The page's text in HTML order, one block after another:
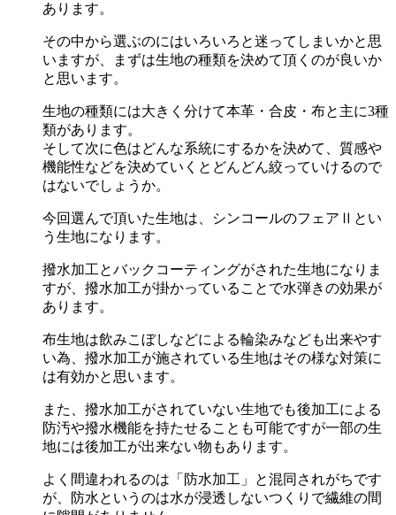
あります。
その中から選ぶのにはいろいろと迷ってしまいかと思
いますが、まずは生地の種類を決めて頂くのが良いか
と思います。
生地の種類には大きく分けて本革・合皮・布と主に3種
類があります。
そして次に色はどんな系統にするかを決めて、質感や
機能性などを決めていくとどんどん絞っていけるので
はないでしょうか。
今回選んで頂いた生地は、シンコールのフェアⅡとい
う生地になります。
撥水加工とバックコーティングがされた生地になりま
すが、撥水加工が掛かっていることで水弾きの効果が
あります。
布生地は飲みこぼしなどによる輪染みなども出来やす
い為、撥水加工が施されている生地はその様な対策に
は有効かと思います。
また、撥水加工がされていない生地でも後加工による
防汚や撥水機能を持たせることも可能ですが一部の生
地には後加工が出来ない物もあります。
よく間違われるのは「防水加工」と混同されがちです
が、防水というのは水が浸透しないつくりで繊維の間